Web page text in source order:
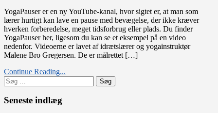
på
smartboardet
YogaPauser er en ny YouTube-kanal, hvor sigtet er, at man som
lærer hurtigt kan lave en pause med bevægelse, der ikke kræver
hverken forberedelse, meget tidsforbrug eller plads. Du finder
YogaPauser her, ligesom du kan se et eksempel på en video
nedenfor. Videoerne er lavet af idrætslærer og yogainstruktør
Malene Bro Gregersen. De er målrettet […]
Continue Reading...
Søg
efter:
Seneste indlæg